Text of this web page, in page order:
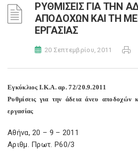
ΡΥΘΜΙΣΕΙΣ ΓΙΑ ΤΗΝ
ΑΠΟΔΟΧΩΝ ΚΑΙ ΤΗ
ΕΡΓΑΣΙΑΣ
20 Σεπτεμβρίου, 2011
Εγκύκλιος Ι.Κ.Α. αρ. 72/20.9.2011
Ρυθμίσεις για την άδεια άνευ
εργασίας
Αθήνα, 20 – 9 – 2011
Αριθμ. Πρωτ. Ρ60/3